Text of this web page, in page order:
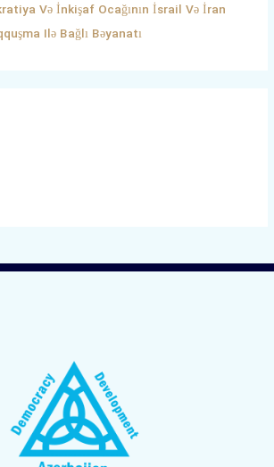
Və İnkişaf Ocağının İsrail Və İran
Ilə Bağlı Bəyanatı